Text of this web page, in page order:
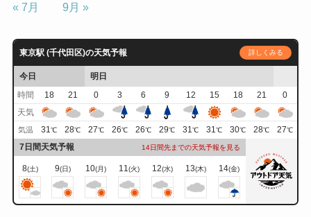
« 7月
9月 »
東京駅 (千代田区)の天気予報 詳しくみる
今日
明日
時間
18 21 0 3 6 9 12 15 18 21
0
天気
気温 31℃ 28℃ 27℃ 26℃ 26℃ 29℃ 31℃ 31℃ 30℃ 28℃ 27℃
7日間天気予報 14日間先までの天気予報を見る
8(土) 9(日) 10(月) 11 (火) 12(水) 13(木) 14(金)